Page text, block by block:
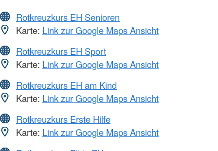
Rotkreuzkurs EH Senioren
Karte: Link zur Google Maps Ansicht
Rotkreuzkurs EH Sport
Karte: Link zur Google Maps Ansicht
Rotkreuzkurs EH am Kind
Karte: Link zur Google Maps Ansicht
Rotkreuzkurs Erste Hilfe
Karte: Link zur Google Maps Ansicht